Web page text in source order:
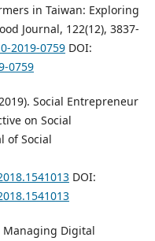
in Taiwan: Exploring
Journal, 122(12), 3837-
2019-0759DOI:
0759
Social Entrepreneur
on Social
of Social
DOI:
Managing Digital